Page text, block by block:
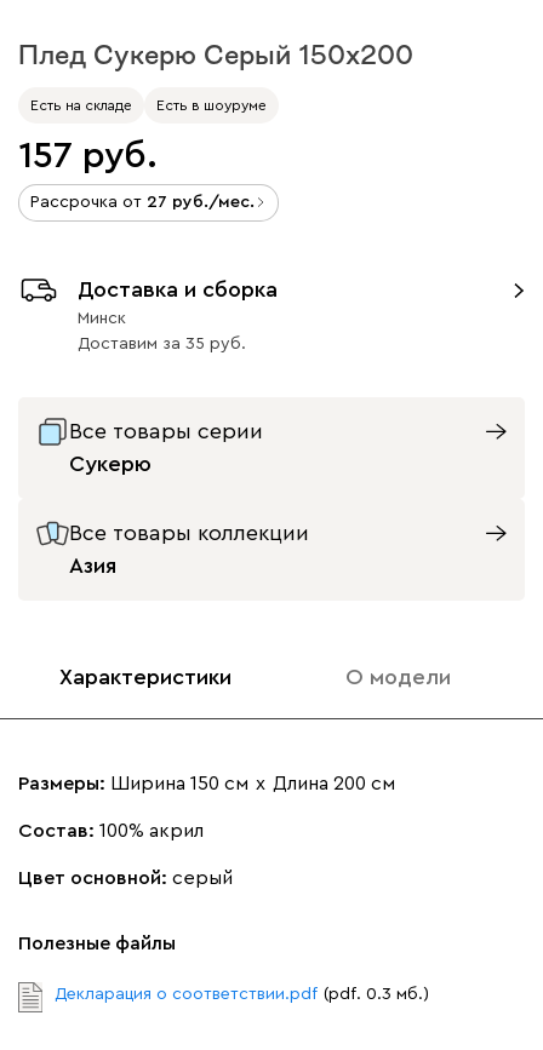
Плед Сукерю Серый 150x200
Есть на складе Есть в шоуруме
157
Рассрочка от 27 /мес.
Доставка и сборка
Минск
Доставим за 35
Все товары серии
Сукерю
Все товары коллекции
Азия
Характеристики О модели
Размеры: Ширина 150 см х Длина 200 см
Состав: 100% акрил
Цвет основной: серый
Полезные файлы
Декларация о соответствии.pdf (pdf. 0.3 мб.)